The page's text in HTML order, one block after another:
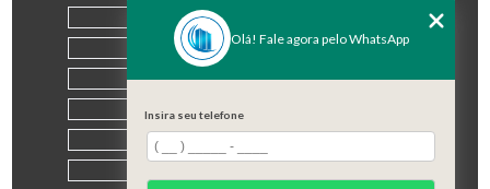
EMPRESA
PRODUTOS
Olá! Fale agora pelo WhatsApp
Insira seu telefone